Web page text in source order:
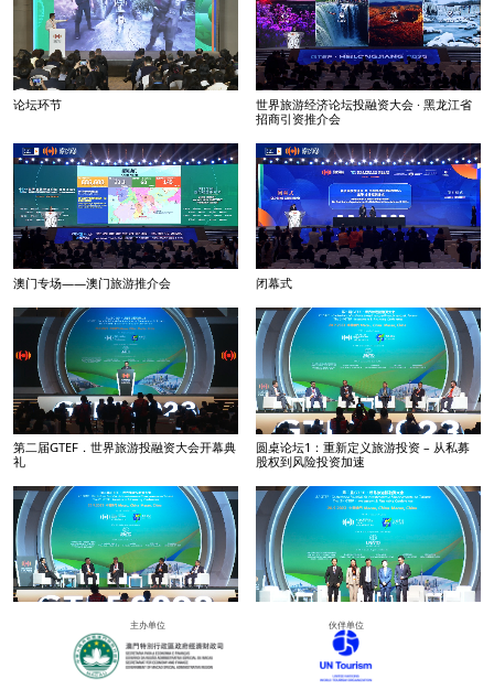
论坛环节
世界旅游经济论坛投融资大会 · 黑龙江省
招商引资推介会
澳门专场——澳门旅游推介会 闭幕式
第二届GTEF．世界旅游投融资大会开幕典
礼
圆桌论坛1：重新定义旅游投资 – 从私募
股权到风险投资加速
圆桌论坛2：新时期中国旅游投资与合作机
圆桌论坛3：发现投资机会 – 澳门文旅投
资机会与粤澳合作潜力
主办单位 伙伴单位